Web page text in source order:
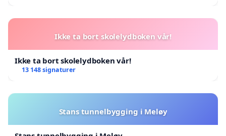
Ikke ta bort skolelydboken vår!
Ikke ta bort skolelydboken vår!
13 148 signaturer
Stans tunnelbygging i Meløy